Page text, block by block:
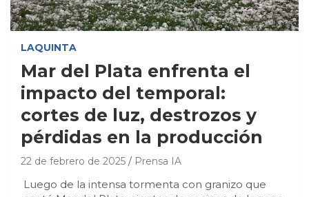
LAQUINTA
Mar del Plata enfrenta el
impacto del temporal:
cortes de luz, destrozos y
pérdidas en la producción
22 de febrero de 2025 Prensa IA
Luego de la intensa tormenta con granizo que